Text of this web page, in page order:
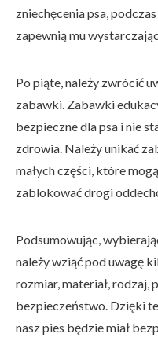
zniechęcenia psa,
zapewnią mu
Po piąte, należy zwrócić
zabawki. Zabawki
bezpieczne dla psa i nie
zdrowia. Należy unikać
małych części, które
zablokować drogi
Podsumowując,
należy wziąć pod uwagę
rozmiar, materiał, rodzaj,
bezpieczeństwo. Dzięki
nasz pies będzie miał